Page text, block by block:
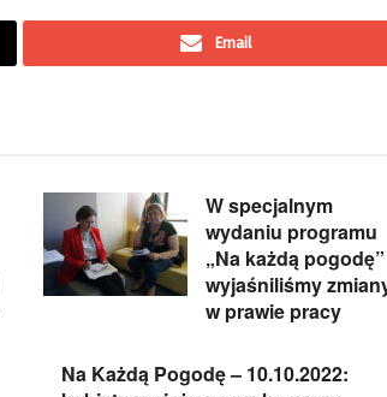
Email
W specjalnym
wydaniu programu
„Na każdą pogodę”
wyjaśniliśmy
w prawie pracy
Na Każdą Pogodę – 10.10.2022: